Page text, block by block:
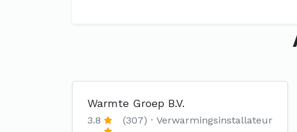
Warmte Groep B.V.
3.8 (307) Verwarmingsinstallateur